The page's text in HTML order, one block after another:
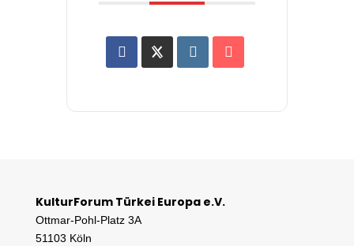
KulturForum Türkei Europa e.V.
Ottmar-Pohl-Platz 3A
51103 Köln